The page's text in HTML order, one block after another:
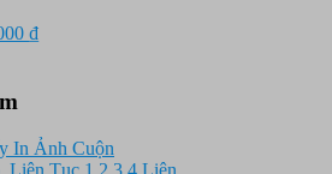
₫.
₫Giá
In Ảnh Cuộn
Liên Tục 1,2,3,4 Liên